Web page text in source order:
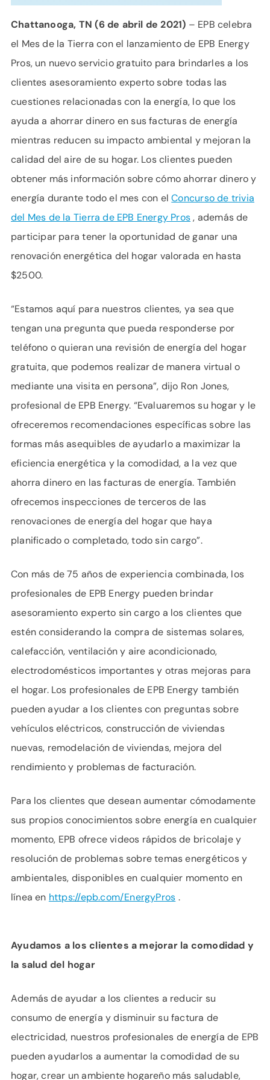
Chattanooga, TN (6 de abril de 2021) – EPB celebra
el Mes de la Tierra con el lanzamiento de EPB Energy
Pros, un nuevo servicio gratuito para brindarles a los
clientes asesoramiento experto sobre todas las
cuestiones relacionadas con la energía, lo que los
ayuda a ahorrar dinero en sus facturas de energía
mientras reducen su impacto ambiental y mejoran la
calidad del aire de su hogar. Los clientes pueden
obtener más información sobre cómo ahorrar dinero y
energía durante todo el mes con elConcurso de trivia
del Mes de la Tierra de EPB Energy Pros, además de
participar para tener la oportunidad de ganar una
renovación energética del hogar valorada en hasta
$2500.
“Estamos aquí para nuestros clientes, ya sea que
tengan una pregunta que pueda responderse por
teléfono o quieran una revisión de energía del hogar
gratuita, que podemos realizar de manera virtual o
mediante una visita en persona”, dijo Ron Jones,
profesional de EPB Energy. “Evaluaremos su hogar y le
ofreceremos recomendaciones específicas sobre las
formas más asequibles de ayudarlo a maximizar la
eficiencia energética y la comodidad, a la vez que
ahorra dinero en las facturas de energía. También
ofrecemos inspecciones de terceros de las
renovaciones de energía del hogar que haya
planificado o completado, todo sin cargo”.
Con más de 75 años de experiencia combinada, los
profesionales de EPB Energy pueden brindar
asesoramiento experto sin cargo a los clientes que
estén considerando la compra de sistemas solares,
calefacción, ventilación y aire acondicionado,
electrodomésticos importantes y otras mejoras para
el hogar. Los profesionales de EPB Energy también
pueden ayudar a los clientes con preguntas sobre
vehículos eléctricos, construcción de viviendas
nuevas, remodelación de viviendas, mejora del
rendimiento y problemas de facturación.
Para los clientes que desean aumentar cómodamente
sus propios conocimientos sobre energía en cualquier
momento, EPB ofrece videos rápidos de bricolaje y
resolución de problemas sobre temas energéticos y
ambientales, disponibles en cualquier momento en
línea en https://epb.com/EnergyPros .
Ayudamos a los clientes a mejorar la comodidad y
la salud del hogar
Además de ayudar a los clientes a reducir su
consumo de energía y disminuir su factura de
electricidad, nuestros profesionales de energía de EPB
pueden ayudarlos a aumentar la comodidad de su
hogar, crear un ambiente hogareño más saludable,